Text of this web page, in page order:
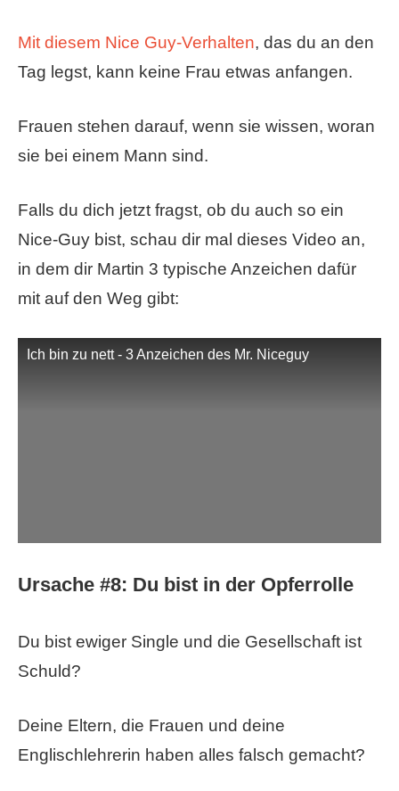
Mit diesem Nice Guy-Verhalten, das du an den
Tag legst, kann keine Frau etwas anfangen.
Frauen stehen darauf, wenn sie wissen, woran
sie bei einem Mann sind.
Falls du dich jetzt fragst, ob du auch so ein
Nice-Guy bist, schau dir mal dieses Video an,
in dem dir Martin 3 typische Anzeichen dafür
mit auf den Weg gibt:
Ich bin zu nett - 3 Anzeichen des Mr. Niceguy
Ursache #8: Du bist in der Opferrolle
Du bist ewiger Single und die Gesellschaft ist
Schuld?
Deine Eltern, die Frauen und deine
Englischlehrerin haben alles falsch gemacht?